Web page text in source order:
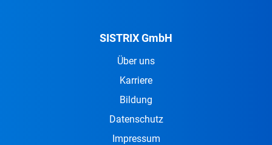
SISTRIX GmbH
Über uns
Karriere
Bildung
Datenschutz
Impressum